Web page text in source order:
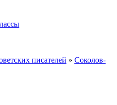
писателей » Соколов-